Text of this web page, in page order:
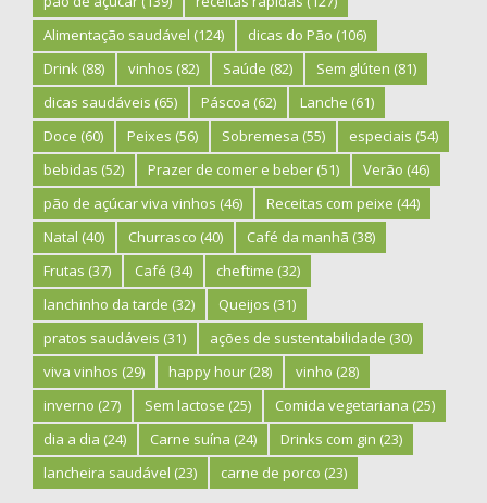
Alimentação saudável (124) dicas do Pão (106)
Drink (88) vinhos (82) Saúde (82) Sem glúten (81)
dicas saudáveis (65) Páscoa (62) Lanche (61)
Doce (60) Peixes (56) Sobremesa (55) especiais (54)
bebidas (52) Prazer de comer e beber (51) Verão (46)
pão de açúcar viva vinhos (46) Receitas com peixe (44)
Natal (40) Churrasco (40) Café da manhã (38)
Frutas (37) Café (34) cheftime (32)
lanchinho da tarde (32) Queijos (31)
pratos saudáveis (31) ações de sustentabilidade (30)
viva vinhos (29) happy hour (28) vinho (28)
inverno (27) Sem lactose (25) Comida vegetariana (25)
dia a dia (24) Carne suína (24) Drinks com gin (23)
lancheira saudável (23) carne de porco (23)